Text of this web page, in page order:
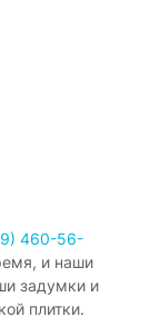
460-56-
и наши
задумки и
плитки.